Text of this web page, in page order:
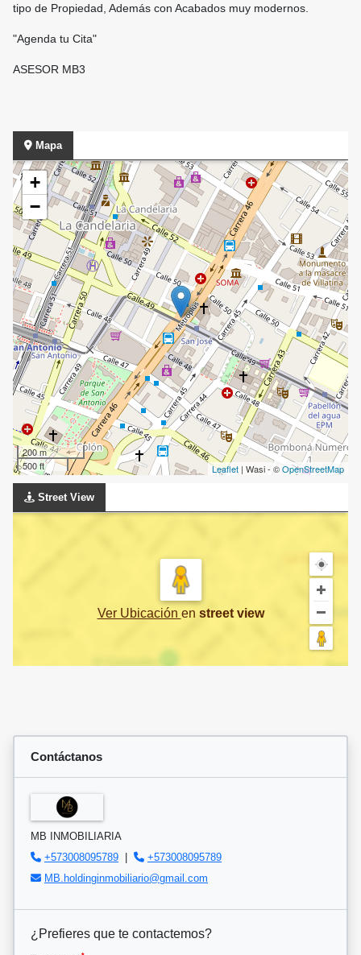
tipo de Propiedad, Además con Acabados muy modernos.
"Agenda tu Cita"
ASESOR MB3
Mapa
+
−
200 m
500 ft
Leaflet | Wasi - ©OpenStreetMap
Street View
Ver Ubicación en street view
Contáctanos
MB INMOBILIARIA
+573008095789 |
+573008095789
MB.holdinginmobiliario@gmail.com
¿Prefieres que te contactemos?